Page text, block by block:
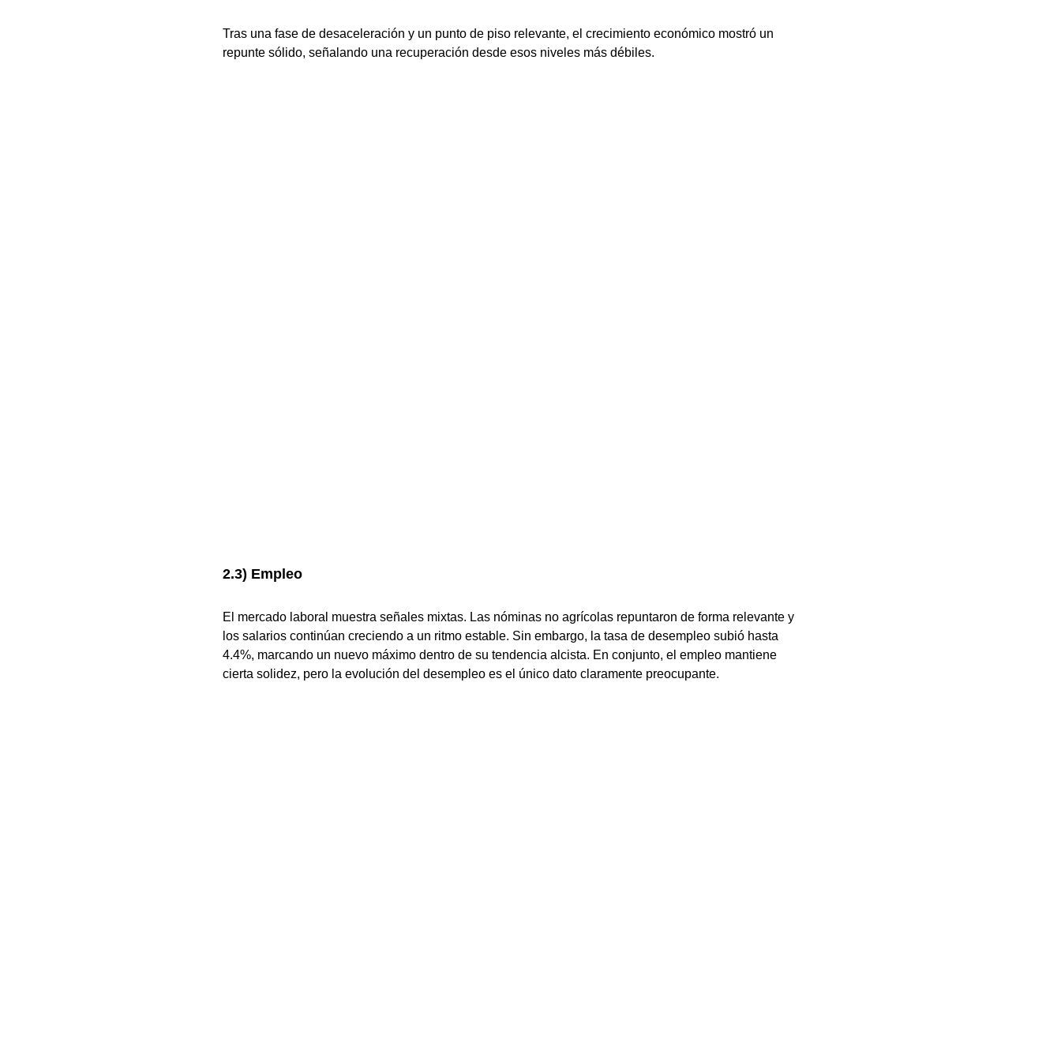
Tras una fase de desaceleración y un punto de piso relevante, el crecimiento económico mostró un
repunte sólido, señalando una recuperación desde esos niveles más débiles.
2.3) Empleo
El mercado laboral muestra señales mixtas. Las nóminas no agrícolas repuntaron de forma relevante y
los salarios continúan creciendo a un ritmo estable. Sin embargo, la tasa de desempleo subió hasta
4.4%, marcando un nuevo máximo dentro de su tendencia alcista. En conjunto, el empleo mantiene
cierta solidez, pero la evolución del desempleo es el único dato claramente preocupante.